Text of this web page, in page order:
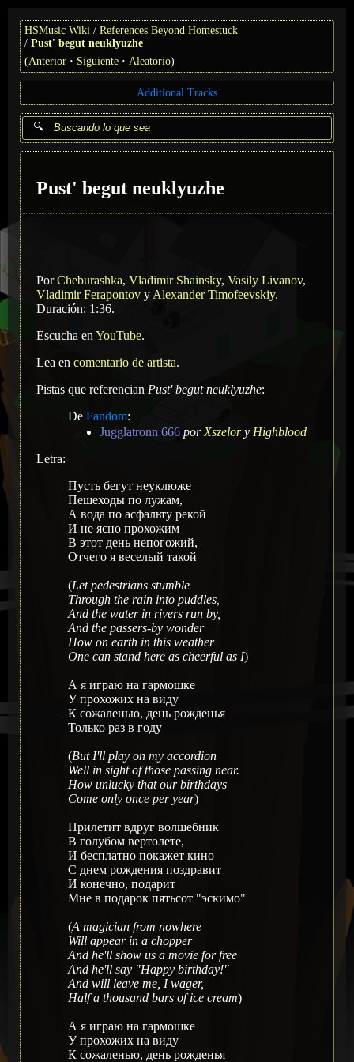
HSMusic Wiki
References Beyond Homestuck
Pust' begut neuklyuzhe
(Anterior Siguiente Aleatorio)
Additional Tracks
Pust' begut neuklyuzhe
PorCheburashka, Vladimir Shainsky, Vasily Livanov,
Vladimir Ferapontov y Alexander Timofeevskiy.
Duración: 1:36.
Escucha en YouTube.
Lea en comentario de artista.
Pistas que referencian Pust' begut neuklyuzhe:
De Fandom:
Jugglatronn 666 por Xszelory Highblood
Letra:
Пусть бегут неуклюже
Пешеходы по лужам,
А вода по асфальту рекой
И не ясно прохожим
В этот день непогожий,
Отчего я веселый такой
(Let pedestrians stumble
Through the rain into puddles,
And the water in rivers run by,
And the passers-by wonder
How on earth in this weather
One can stand here as cheerful as I)
А я играю на гармошке
У прохожих на виду
К сожаленью, день рожденья
Только раз в году
(But I'll play on my accordion
Well in sight of those passing near.
How unlucky that our birthdays
Come only once per year)
Прилетит вдруг волшебник
В голубом вертолете,
И бесплатно покажет кино
С днем рождения поздравит
И конечно, подарит
Мне в подарок пятьсот "эскимо"
(A magician from nowhere
Will appear in a chopper
And he'll show us a movie for free
And he'll say "Happy birthday!"
And will leave me, I wager,
Half a thousand bars of ice cream)
А я играю на гармошке
У прохожих на виду
К сожаленью, день рожденья